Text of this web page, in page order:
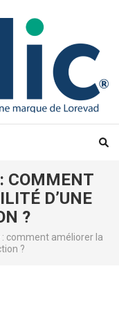
COMMENT
D’UNE
?
comment améliorer la
?